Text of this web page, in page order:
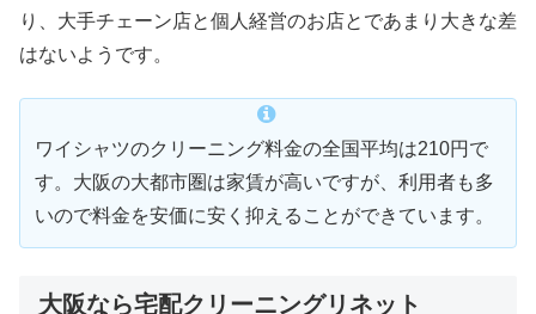
り、大手チェーン店と個人経営のお店とであまり大きな差
はないようです。
ワイシャツのクリーニング料金の全国平均は210円で
す。大阪の大都市圏は家賃が高いですが、利用者も多
いので料金を安価に安く抑えることができています。
大阪なら宅配クリーニングリネット